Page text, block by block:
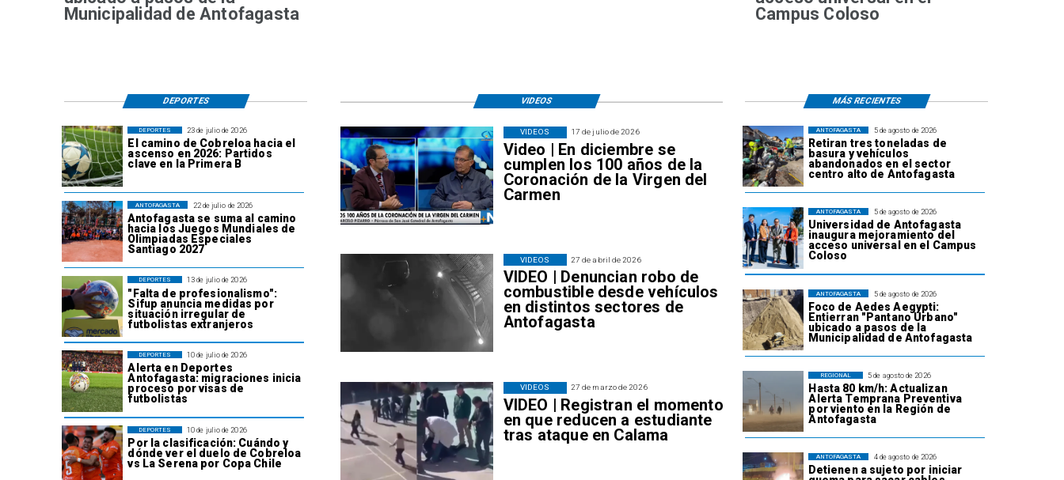
Municipalidad de Antofagasta
Campus Coloso
5 de agosto de 2026
Retiran tres toneladas de
basura y vehículos
abandonados en el sector
centro alto de Antofagasta
ANTOFAGASTA
5 de agosto de 2026
Universidad de Antofagasta
inaugura mejoramiento del
acceso universal en el Campus
Coloso
ANTOFAGASTA
5 de agosto de 2026
Foco de Aedes Aegypti:
Entierran "Pantano Urbano"
ubicado a pasos de la
Municipalidad de Antofagasta
ANTOFAGASTA
5 de agosto de 2026
Hasta 80 km/h: Actualizan
Alerta Temprana Preventiva
por viento en la Región de
Antofagasta
REGIONAL
4 de agosto de 2026
Detienen a sujeto por iniciar
ANTOFAGASTA
23 de julio de 2026
El camino de Cobreloa hacia el
ascenso en 2026: Partidos
clave en la Primera B
DEPORTES
22 de julio de 2026
Antofagasta se suma al camino
hacia los Juegos Mundiales de
Olimpiadas Especiales
Santiago 2027
ANTOFAGASTA
13 de julio de 2026
"Falta de profesionalismo":
Sifup anuncia medidas por
situación irregular de
futbolistas extranjeros
DEPORTES
10 de julio de 2026
Alerta en Deportes
Antofagasta: migraciones inicia
proceso por visas de
futbolistas
DEPORTES
10 de julio de 2026
Por la clasificación: Cuándo y
dónde ver el duelo de Cobreloa
vs La Serena por Copa Chile
DEPORTES
17 de julio de 2026
Video | En diciembre se
cumplen los 100 años de la
Coronación de la Virgen del
Carmen
VIDEOS
27 de abril de 2026
VIDEO | Denuncian robo de
combustible desde vehículos
en distintos sectores de
Antofagasta
VIDEOS
27 de marzo de 2026
VIDEO | Registran el momento
en que reducen a estudiante
tras ataque en Calama
VIDEOS
VIDEOS
DEPORTES MÁS RECIENTES